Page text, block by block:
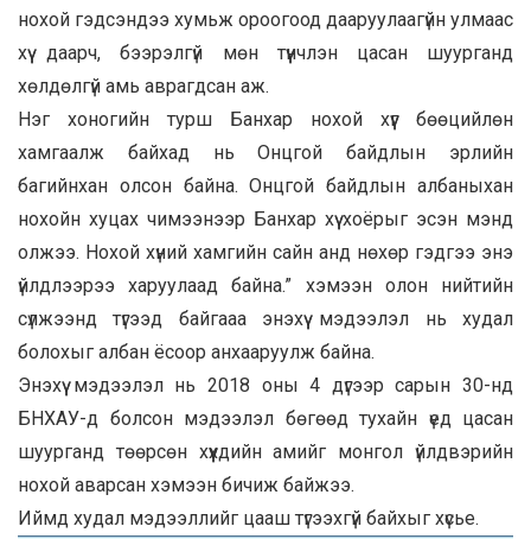
нохой гэдсэндээ хумьж ороогоод дааруулаагүйн улмаас
хүү даарч, бээрэлгүй мөн түүнчлэн цасан шуурганд
хөлдөлгүй амь аврагдсан аж.
Нэг хоногийн турш Банхар нохой хүүг бөөцийлөн
хамгаалж байхад нь Онцгой байдлын эрлийн
багийнхан олсон байна. Онцгой байдлын албаныхан
нохойн хуцах чимээнээр Банхар хүү хоёрыг эсэн мэнд
олжээ. Нохой хүний хамгийн сайн анд нөхөр гэдгээ энэ
үйлдлээрээ харуулаад байна.” хэмээн олон нийтийн
сүлжээнд түгээд байгааа энэхүү мэдээлэл нь худал
болохыг албан ёсоор анхааруулж байна.
Энэхүү мэдээлэл нь 2018 оны 4 дүгээр сарын 30-нд
БНХАУ-д болсон мэдээлэл бөгөөд тухайн үед цасан
шуурганд төөрсөн хүүхдийн амийг монгол үйлдвэрийн
нохой аварсан хэмээн бичиж байжээ.
Иймд худал мэдээллийг цааш түгээхгүй байхыг хүсье.